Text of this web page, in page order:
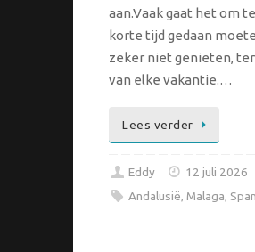
aan.Vaak gaat het om
korte tijd gedaan
zeker niet genieten,
van elke vakantie.…
Lees verder
Eddy 12 juli 2026
Andalusië,Malaga,